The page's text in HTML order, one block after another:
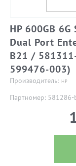
HP 600GB
Dual Port
B21 /
599476-003)
Производитель: HP
Партномер: 581286-